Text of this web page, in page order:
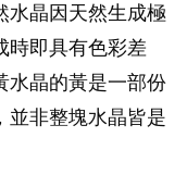
水晶因天然生成極
時即具有色彩差
水晶的黃是一部份
並非整塊水晶皆是